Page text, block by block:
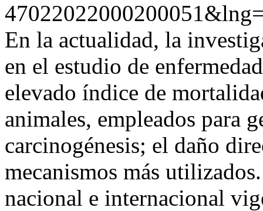
En la actualidad, la
en el estudio de
elevado índice de
animales, empleados para
carcinogénesis; el daño
mecanismos más
nacional e internacional